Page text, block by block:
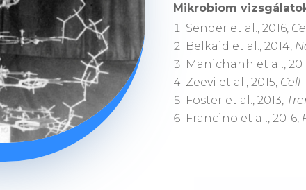
Mikrobiom
Sender et al., 2016,
Belkaid et al., 2014,
Manichanh et al.,
Zeevi et al., 2015, Cell
Foster et al., 2013,
Francino et al., 2016,